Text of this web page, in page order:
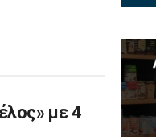
με 4